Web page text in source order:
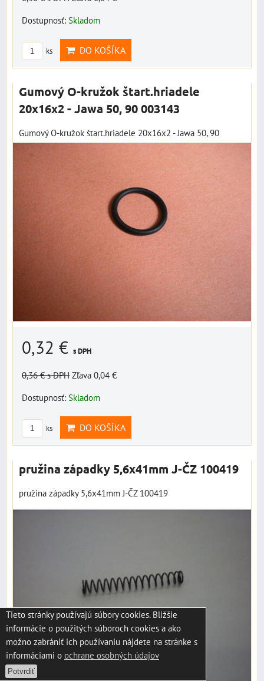
Dostupnosť: Skladom
ks DO KOŠÍKA
Gumový O-kružok štart.hriadele
20x16x2 - Jawa 50, 90 003143
Gumový O-kružok štart.hriadele 20x16x2 - Jawa 50, 90
0,32 € s DPH
0,36 €s DPH Zľava 0,04 €
Dostupnosť: Skladom
ks DO KOŠÍKA
pružina západky 5,6x41mm J-ČZ 100419
pružina západky 5,6x41mm J-ČZ 100419
Tieto stránky používajú súbory cookies. Bližšie
informácie o použitých súboroch cookies a ako
možno zabrániť ich používaniu nájdete na stránke s
informáciami o ochrane osobných údajov
Potvrdiť